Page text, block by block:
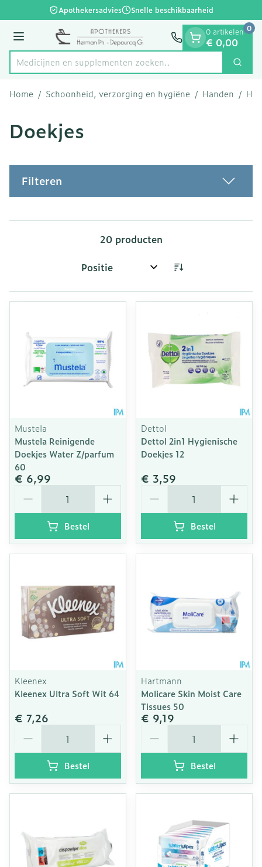
Ga naar de inhoudApothekersadvies Snelle beschikbaarheid
Menu
Product, merk, categorie...
Medicijnen en suppleme Zoek
0 artikelen
€ 0,00
0
Home / Schoonheid, verzorging en hygiëne / Handen /
Doekjes
Filteren
20producten
Sorteer op:
Mustela
Mustela Reinigende
Doekjes Water Z/parfum
60
€ 6,99
Bestel
Dettol
Dettol 2in1 Hygienische
Doekjes 12
€ 3,59
Bestel
Kleenex
Kleenex Ultra Soft Wit 64
€ 7,26
Bestel
Hartmann
Molicare Skin Moist Care
Tissues 50
€ 9,19
Bestel